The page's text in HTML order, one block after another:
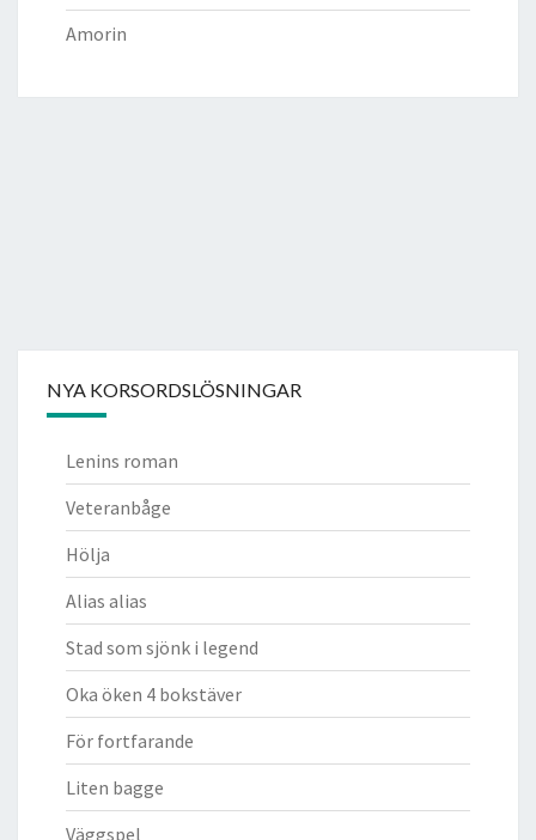
Amorin
NYA KORSORDSLÖSNINGAR
Lenins roman
Veteranbåge
Hölja
Alias alias
Stad som sjönk i legend
Oka öken 4 bokstäver
För fortfarande
Liten bagge
Väggspel